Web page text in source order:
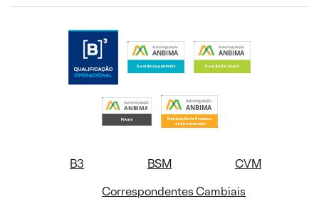
B3 BSM
CVM
Correspondentes Cambiais